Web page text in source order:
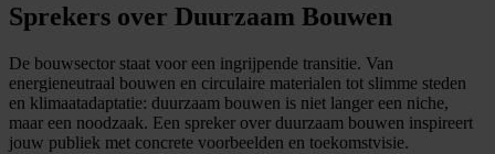
Sprekers over Duurzaam Bouwen
De bouwsector staat voor een ingrijpende transitie. Van
energieneutraal bouwen en circulaire materialen tot slimme steden
en klimaatadaptatie: duurzaam bouwen is niet langer een niche,
maar een noodzaak. Een spreker over duurzaam bouwen inspireert
jouw publiek met concrete voorbeelden en toekomstvisie.